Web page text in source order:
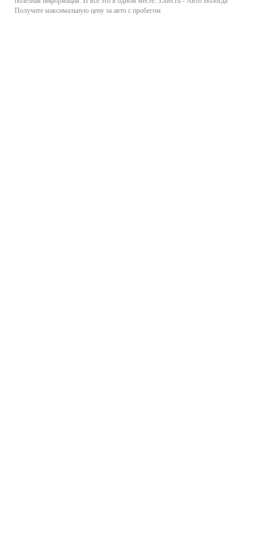
Получите максимальную цену за авто с пробегом